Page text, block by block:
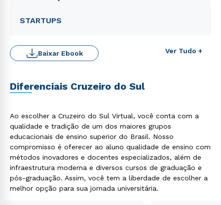
STARTUPS
Ver Tudo +
Baixar Ebook
Diferenciais Cruzeiro do Sul
Ao escolher a Cruzeiro do Sul Virtual, você conta com a
qualidade e tradição de um dos maiores grupos
educacionais de ensino superior do Brasil. Nosso
compromisso é oferecer ao aluno qualidade de ensino com
métodos inovadores e docentes especializados, além de
infraestrutura moderna e diversos cursos de graduação e
pós-graduação. Assim, você tem a liberdade de escolher a
melhor opção para sua jornada universitária.
Rápido e fácil
WhatsApp
ou